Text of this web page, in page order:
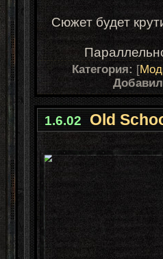
Сюжет будет
Категория: [
1.6.02 Old